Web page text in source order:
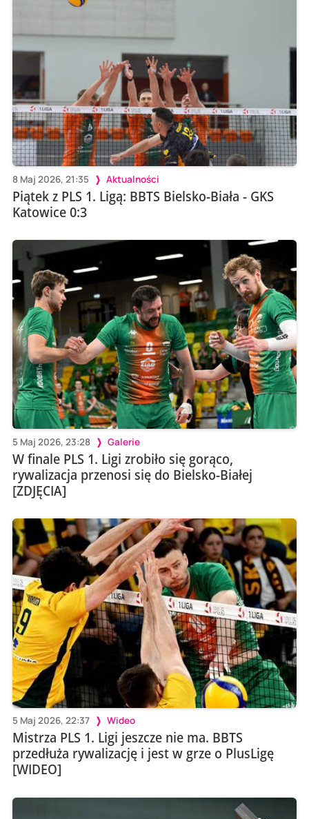
8 Maj 2026, 21:35 Aktualności
Piątek z PLS 1. Ligą: BBTS Bielsko-Biała - GKS
Katowice 0:3
5 Maj 2026, 23:28 Galerie
W finale PLS 1. Ligi zrobiło się gorąco,
rywalizacja przenosi się do Bielsko-Białej
[ZDJĘCIA]
5 Maj 2026, 22:37 Wideo
Mistrza PLS 1. Ligi jeszcze nie ma. BBTS
przedłuża rywalizację i jest w grze o PlusLigę
[WIDEO]